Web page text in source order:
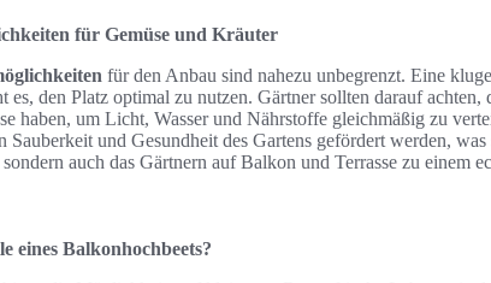
für Gemüse und Kräuter
für den Anbau sind nahezu unbegrenzt. Eine kluge
es, den Platz optimal zu nutzen. Gärtner sollten darauf achten,
haben, um Licht, Wasser und Nährstoffe gleichmäßig zu
Sauberkeit und Gesundheit des Gartens gefördert werden,
auch das Gärtnern auf Balkon und Terrasse zu einem
eines Balkonhochbeets?